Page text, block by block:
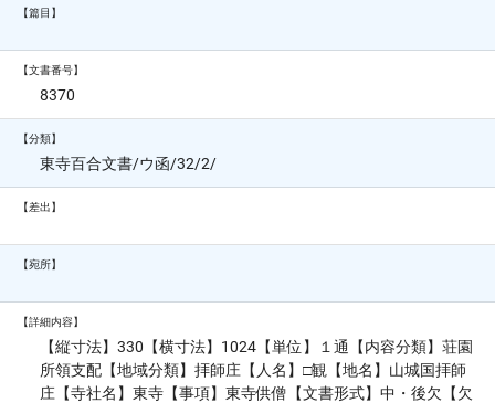
【篇目】
【文書番号】
8370
【分類】
東寺百合文書/ウ函/32/2/
【差出】
【宛所】
【詳細内容】
【縦寸法】330【横寸法】1024【単位】１通【内容分類】荘園
所領支配【地域分類】拝師庄【人名】□観【地名】山城国拝師
庄【寺社名】東寺【事項】東寺供僧【文書形式】中・後欠【欠